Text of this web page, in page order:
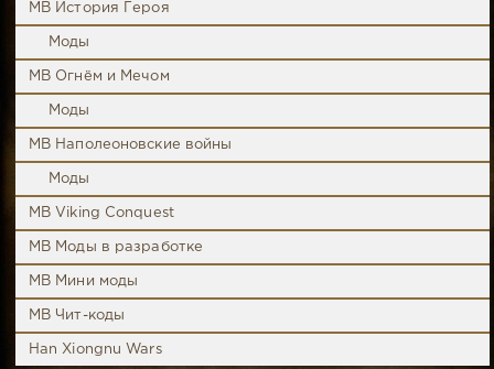
MB История Героя
Моды
MB Огнём и Мечом
Моды
MB Наполеоновские войны
Моды
MB Viking Conquest
MB Моды в разработке
MB Мини моды
MB Чит-коды
Han Xiongnu Wars